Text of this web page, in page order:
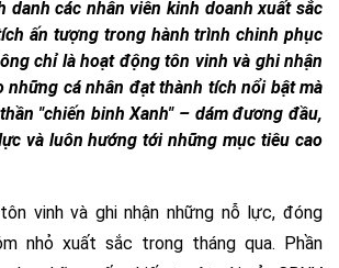
danh các nhân viên kinh doanh xuất sắc
ấn tượng trong hành trình chinh phục
chỉ là hoạt động tôn vinh và ghi nhận
những cá nhân đạt thành tích nổi bật mà
"chiến binh Xanh" – dám đương đầu,
và luôn hướng tới những mục tiêu cao
vinh và ghi nhận những nỗ lực, đóng
nhỏ xuất sắc trong tháng qua. Phần